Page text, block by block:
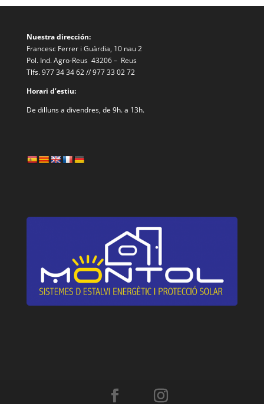
Nuestra dirección:
Francesc Ferrer i Guàrdia, 10 nau 2
Pol. Ind. Agro-Reus 43206 – Reus
Tlfs. 977 34 34 62 // 977 33 02 72
Horari d’estiu:
De dilluns a divendres, de 9h. a 13h.